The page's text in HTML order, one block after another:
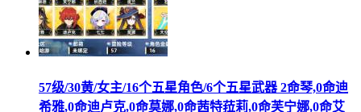
57级/30黄/女主/16个五星角色/6个五星武器 2命琴,0命迪
希雅,0命迪卢克,0命莫娜,0命茜特菈莉,0命芙宁娜,0命艾